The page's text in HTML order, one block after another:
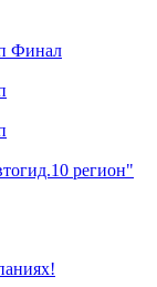
Финал
регион"